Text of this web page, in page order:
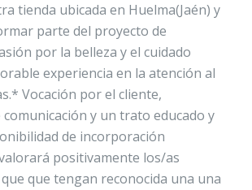
tienda ubicada en Huelma(Jaén) y
parte del proyecto de
por la belleza y el cuidado
experiencia en la atención al
Vocación por el cliente,
comunicación y un trato educado y
de incorporación
positivamente los/as
que tengan reconocida una una